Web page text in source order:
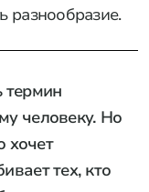
разнообразие.
термин
человеку. Но
хочет
тех, кто